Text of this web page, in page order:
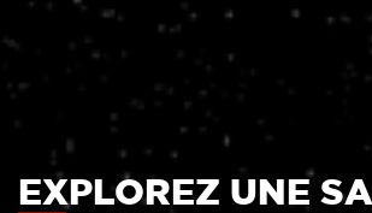
EXPLOREZ UNE